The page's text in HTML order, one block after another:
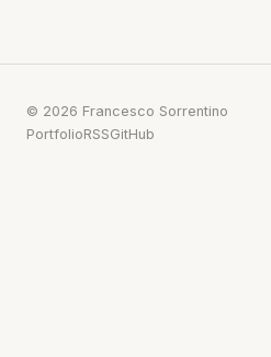
© 2026 Francesco Sorrentino
PortfolioRSSGitHub